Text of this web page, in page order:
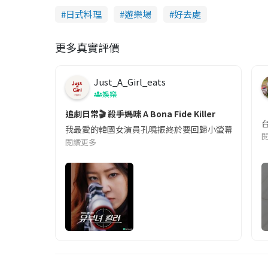
日式料理 遊樂場 好去處
更多真實評價
Just_A_Girl_eats
娛樂
追劇日常🎬 殺手媽咪 A Bona Fide Killer
我最愛的韓國女演員孔曉振終於要回歸小螢幕啦!這次
閱讀更多